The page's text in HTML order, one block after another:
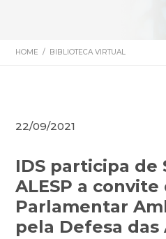
HOME / BIBLIOTECA VIRTUAL
22/09/2021
IDS participa de
ALESP a
Parlamentar
pela Defesa das